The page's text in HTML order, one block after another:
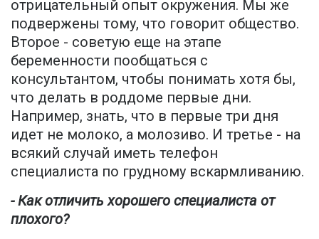
отрицательный опыт окружения. Мы же
подвержены тому, что говорит общество.
Второе - советую еще на этапе
беременности пообщаться с
консультантом, чтобы понимать хотя бы,
что делать в роддоме первые дни.
Например, знать, что в первые три дня
идет не молоко, а молозиво. И третье - на
всякий случай иметь телефон
специалиста по грудному вскармливанию.
- Как отличить хорошего специалиста от
плохого?